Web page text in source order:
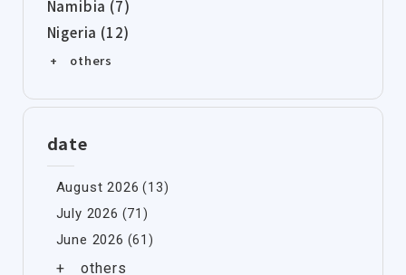
Namibia (7)
Nigeria (12)
+ others
date
August 2026 (13)
July 2026 (71)
June 2026 (61)